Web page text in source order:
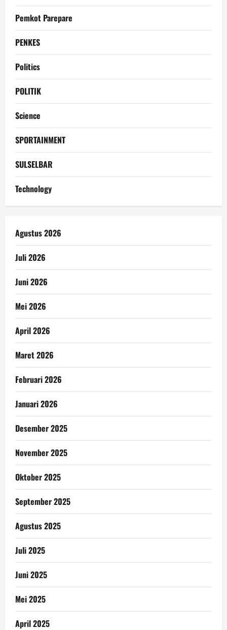
Pemkot Parepare
PENKES
Politics
POLITIK
Science
SPORTAINMENT
SULSELBAR
Technology
Agustus 2026
Juli 2026
Juni 2026
Mei 2026
April 2026
Maret 2026
Februari 2026
Januari 2026
Desember 2025
November 2025
Oktober 2025
September 2025
Agustus 2025
Juli 2025
Juni 2025
Mei 2025
April 2025